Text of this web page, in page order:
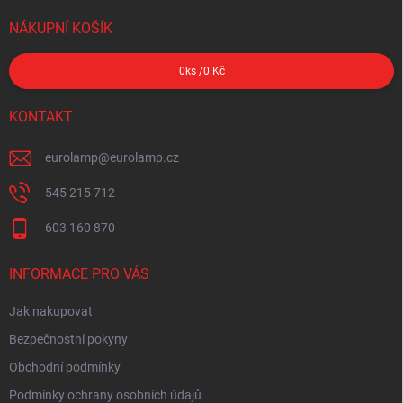
NÁKUPNÍ KOŠÍK
0 ks /0 Kč
KONTAKT
eurolamp@eurolamp.cz
545 215 712
603 160 870
INFORMACE PRO VÁS
Jak nakupovat
Bezpečnostní pokyny
Obchodní podmínky
Podmínky ochrany osobních údajů